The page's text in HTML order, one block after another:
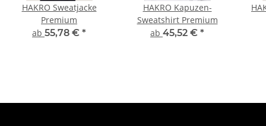
HAKRO Sweatjacke
Premium
ab 55,78 € *
HAKRO Kapuzen-
Sweatshirt Premium
ab 45,52 € *